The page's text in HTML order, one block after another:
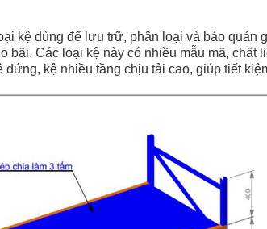
kệ dùng để lưu trữ, phân loại và bảo quản
bãi. Các loại kệ này có nhiều mẫu mã,
kệ nhiều tầng chịu tải cao, giúp tiết